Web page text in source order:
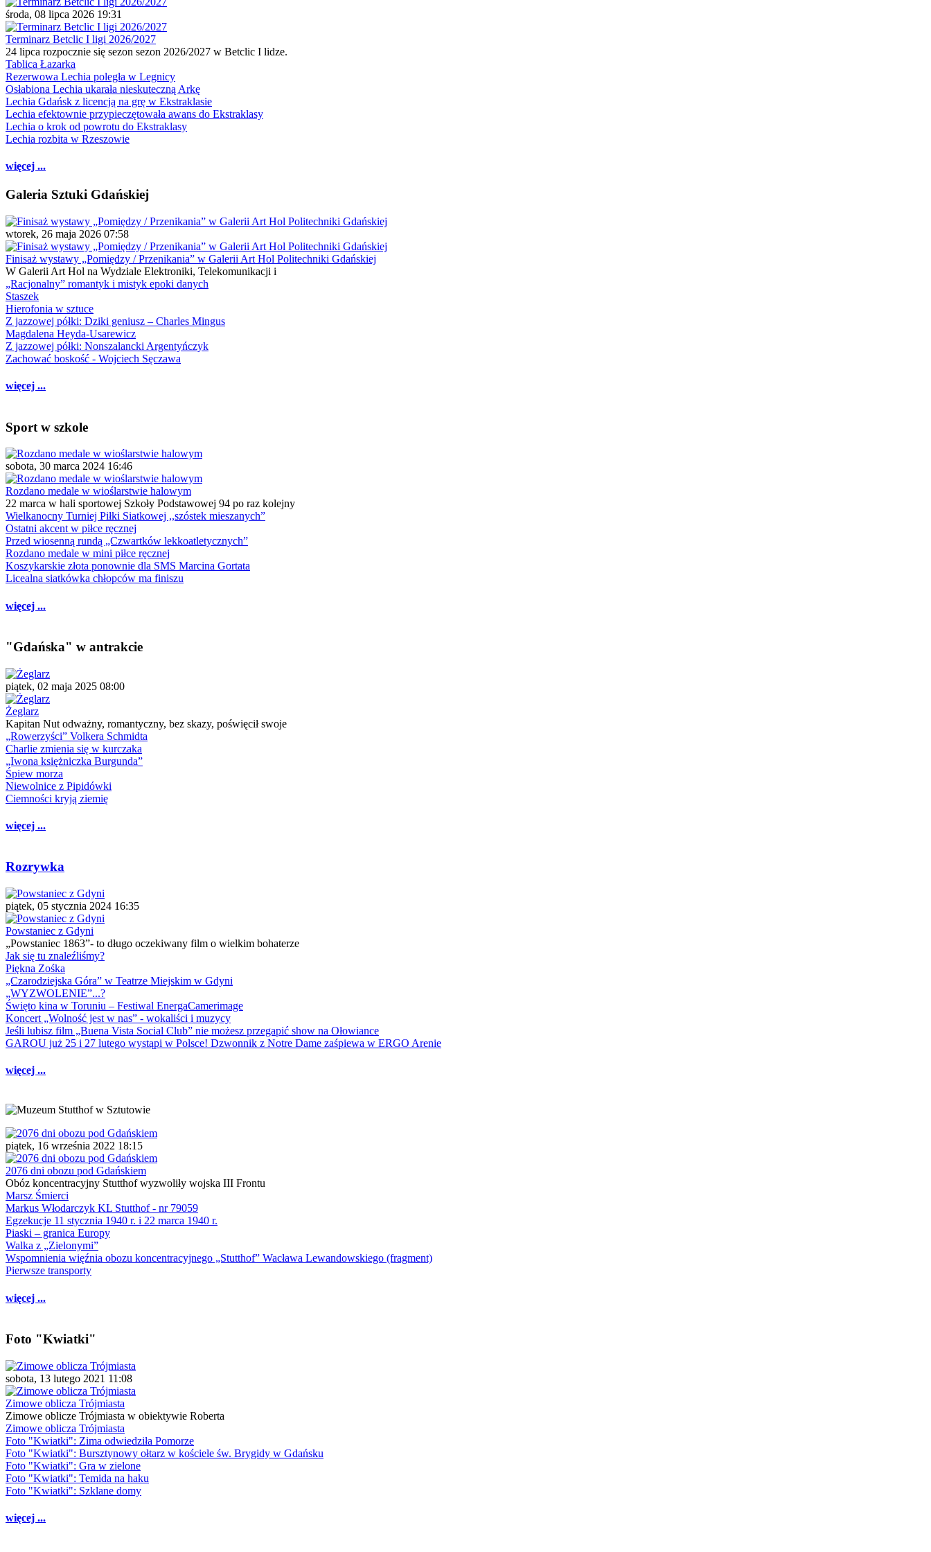
środa, 08 lipca 2026 19:31
Terminarz Betclic I ligi 2026/2027
24 lipca rozpocznie się sezon sezon 2026/2027 w Betclic I lidze.
Tablica Łazarka
Rezerwowa Lechia poległa w Legnicy
Osłabiona Lechia ukarała nieskuteczną Arkę
Lechia Gdańsk z licencją na grę w Ekstraklasie
Lechia efektownie przypieczętowała awans do Ekstraklasy
Lechia o krok od powrotu do Ekstraklasy
Lechia rozbita w Rzeszowie
więcej ...
Galeria Sztuki Gdańskiej
wtorek, 26 maja 2026 07:58
Finisaż wystawy „Pomiędzy / Przenikania” w Galerii Art Hol Politechniki Gdańskiej
W Galerii Art Hol na Wydziale Elektroniki, Telekomunikacji i
„Racjonalny” romantyk i mistyk epoki danych
Staszek
Hierofonia w sztuce
Z jazzowej półki: Dziki geniusz – Charles Mingus
Magdalena Heyda-Usarewicz
Z jazzowej półki: Nonszalancki Argentyńczyk
Zachować boskość - Wojciech Sęczawa
więcej ...
Sport w szkole
sobota, 30 marca 2024 16:46
Rozdano medale w wioślarstwie halowym
22 marca w hali sportowej Szkoły Podstawowej 94 po raz kolejny
Wielkanocny Turniej Piłki Siatkowej ,,szóstek mieszanych”
Ostatni akcent w piłce ręcznej
Przed wiosenną rundą „Czwartków lekkoatletycznych”
Rozdano medale w mini piłce ręcznej
Koszykarskie złota ponownie dla SMS Marcina Gortata
Licealna siatkówka chłopców ma finiszu
więcej ...
"Gdańska" w antrakcie
piątek, 02 maja 2025 08:00
Żeglarz
Kapitan Nut odważny, romantyczny, bez skazy, poświęcił swoje
„Rowerzyści” Volkera Schmidta
Charlie zmienia się w kurczaka
„Iwona księżniczka Burgunda”
Śpiew morza
Niewolnice z Pipidówki
Ciemności kryją ziemię
więcej ...
Rozrywka
piątek, 05 stycznia 2024 16:35
Powstaniec z Gdyni
„Powstaniec 1863”- to długo oczekiwany film o wielkim bohaterze
Jak się tu znaleźliśmy?
Piękna Zośka
„Czarodziejska Góra” w Teatrze Miejskim w Gdyni
„WYZWOLENIE”...?
Święto kina w Toruniu – Festiwal EnergaCamerimage
Koncert „Wolność jest w nas” - wokaliści i muzycy
Jeśli lubisz film „Buena Vista Social Club” nie możesz przegapić show na Ołowiance
GAROU już 25 i 27 lutego wystąpi w Polsce! Dzwonnik z Notre Dame zaśpiewa w ERGO Arenie
więcej ...
piątek, 16 września 2022 18:15
2076 dni obozu pod Gdańskiem
Obóz koncentracyjny Stutthof wyzwoliły wojska III Frontu
Marsz Śmierci
Markus Włodarczyk KL Stutthof - nr 79059
Egzekucje 11 stycznia 1940 r. i 22 marca 1940 r.
Piaski – granica Europy
Walka z „Zielonymi”
Wspomnienia więźnia obozu koncentracyjnego „Stutthof” Wacława Lewandowskiego (fragment)
Pierwsze transporty
więcej ...
Foto "Kwiatki"
sobota, 13 lutego 2021 11:08
Zimowe oblicza Trójmiasta
Zimowe oblicze Trójmiasta w obiektywie Roberta
Zimowe oblicza Trójmiasta
Foto "Kwiatki": Zima odwiedziła Pomorze
Foto "Kwiatki": Bursztynowy ołtarz w kościele św. Brygidy w Gdańsku
Foto "Kwiatki": Gra w zielone
Foto "Kwiatki": Temida na haku
Foto "Kwiatki": Szklane domy
więcej ...